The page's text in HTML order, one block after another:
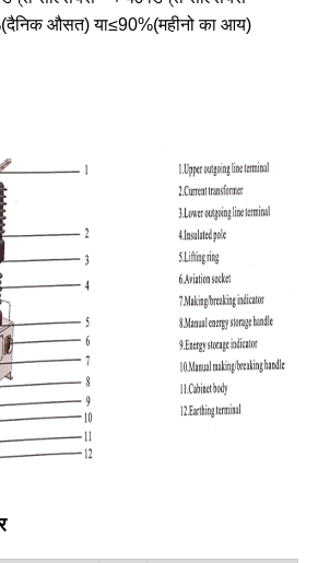
(दैनिक औसत) या≤90%(महीनो का आय)